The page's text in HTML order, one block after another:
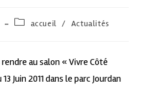
accueil / Actualités
au salon « Vivre Côté
Juin 2011 dans le parc Jourdan